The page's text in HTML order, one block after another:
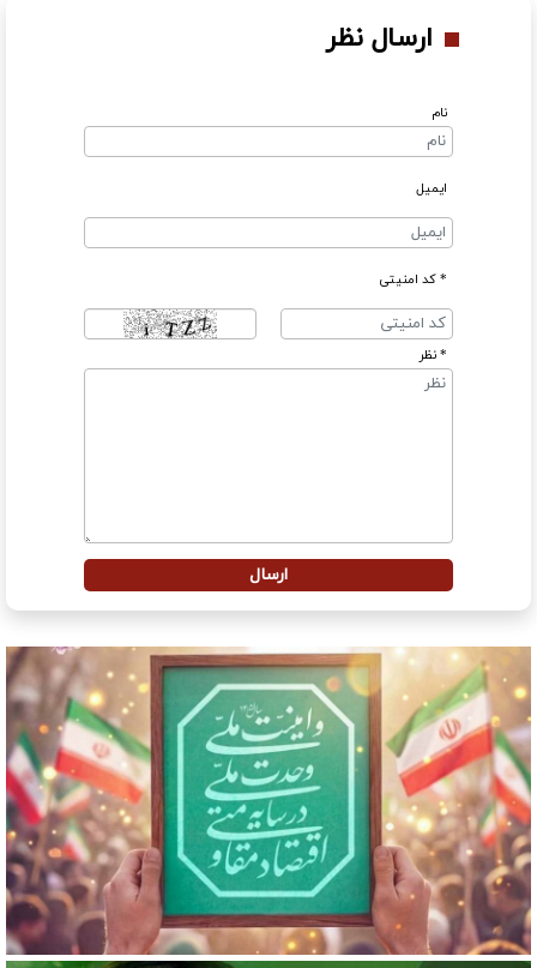
ارسال نظر
نام
ایمیل
* کد امنیتی
* نظر